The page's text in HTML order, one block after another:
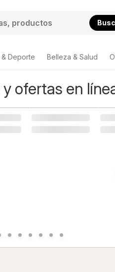
Deporte Belleza & Salud
ofertas en